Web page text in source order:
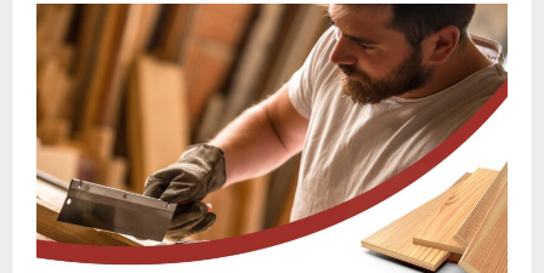
Curso
de
Corte
y
Confección